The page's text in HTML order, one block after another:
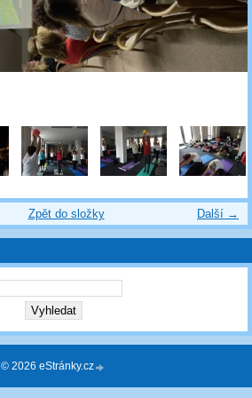
Další →
Zpět do složky
© 2026 eStránky.cz